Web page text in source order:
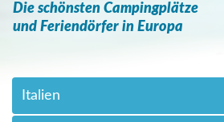
Die schönsten Campingplätze
und Feriendörfer in Europa
Italien